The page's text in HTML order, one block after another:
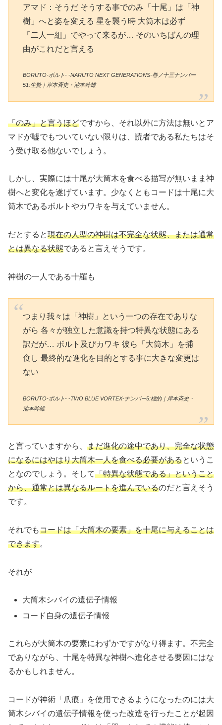
アマド：そうだ そうする事でのみ「十尾」は「神
樹」へと姿を変える 星を襲う時 大筒木は必ず
「二人一組」でやって来るが… そのいちばんの理
由がこれだと言える
BORUTO-ボルト- -NARUTO NEXT GENERATIONS-巻ノ十三ナンバー
51:生贄｜岸本斉史・池本幹雄
「のみ」と言うほどですから、それ以外に方法は無いとア
マドが嘘でもついていない限りは、読者である私たちはそ
う受け取る他ないでしょう。
しかし、実際には十尾が大筒木を食べる描写が無いまま神
樹へと変化を遂げています。少なくともコードは十尾に大
筒木であるボルトやカワキを与えていません。
だとすると現在の人型の神樹は不完全な状態、または通常
とは異なる状態であると言えそうです。
神樹の一人である十羅も
つまり我々は「神樹」という一つの存在でありな
がら 各々が独立した意識を持つ特異な状態にある
訳だが… ボルト及びカワキ 彼ら「大筒木」を捕
食し 最終的な進化を目的とする事に大きな変更は
ない
BORUTO-ボルト- -TWO BLUE VORTEX-ナンバー5:標的｜岸本斉史・
池本幹雄
と言っていますから、 まだ進化の途中であり、完全な状態
になるにはやはり大筒木一人を食べる必要があるというこ
となのでしょう。そして「特異な状態である」ということ
から、通常とは異なるルートを進んでいるのだと言えそう
です。
それでもコードは「大筒木の要素」を十尾に与えることは
できます。
それが
大筒木シバイの遺伝子情報
コード自身の遺伝子情報
これらが大筒木の要素にわずかですがなり得ます。不完全
でありながら、十尾を特異な神樹へ進化させる要因にはな
るかもしれません。
コードが神術「爪痕」を使用できるようになったのには大
筒木シバイの遺伝子情報を使った改造を行ったことが起因